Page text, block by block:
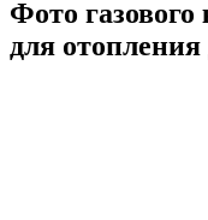
Фото газового
для